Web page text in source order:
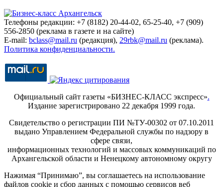
Телефоны редакции: +7 (8182) 20-44-02, 65-25-40, +7 (909)
556-2850 (реклама в газете и на сайте)
E-mail: bclass@mail.ru (редакция), 29rbk@mail.ru (реклама).
Политика конфиденциальности.
Официальный сайт газеты «БИЗНЕС-КЛАСС экспресс».
Издание зарегистрировано 22 декабря 1999 года.
Свидетельство о регистрации ПИ №ТУ-00302 от 07.10.2011
выдано Управлением Федеральной службы по надзору в
сфере связи,
информационных технологий и массовых коммуникаций по
Архангельской области и Ненецкому автономному округу
Нажимая “Принимаю”, вы соглашаетесь на использование
файлов cookie и сбор данных с помощью сервисов веб